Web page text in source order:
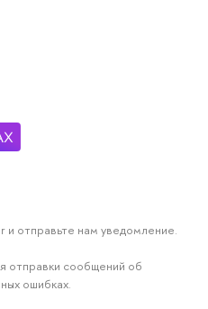
отправьте нам уведомление.
отправки сообщений об
ошибках.